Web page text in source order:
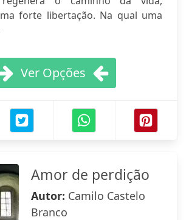
forte libertação. Na qual uma
Ver Opções
Amor de perdição
Autor: Camilo Castelo
Branco